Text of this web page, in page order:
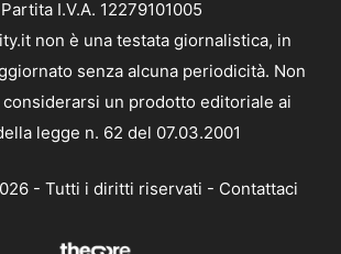
I.V.A. 12279101005
non è una testata giornalistica, in
senza alcuna periodicità. Non
un prodotto editoriale ai
legge n. 62 del 07.03.2001
- Tutti i diritti riservati - Contattaci